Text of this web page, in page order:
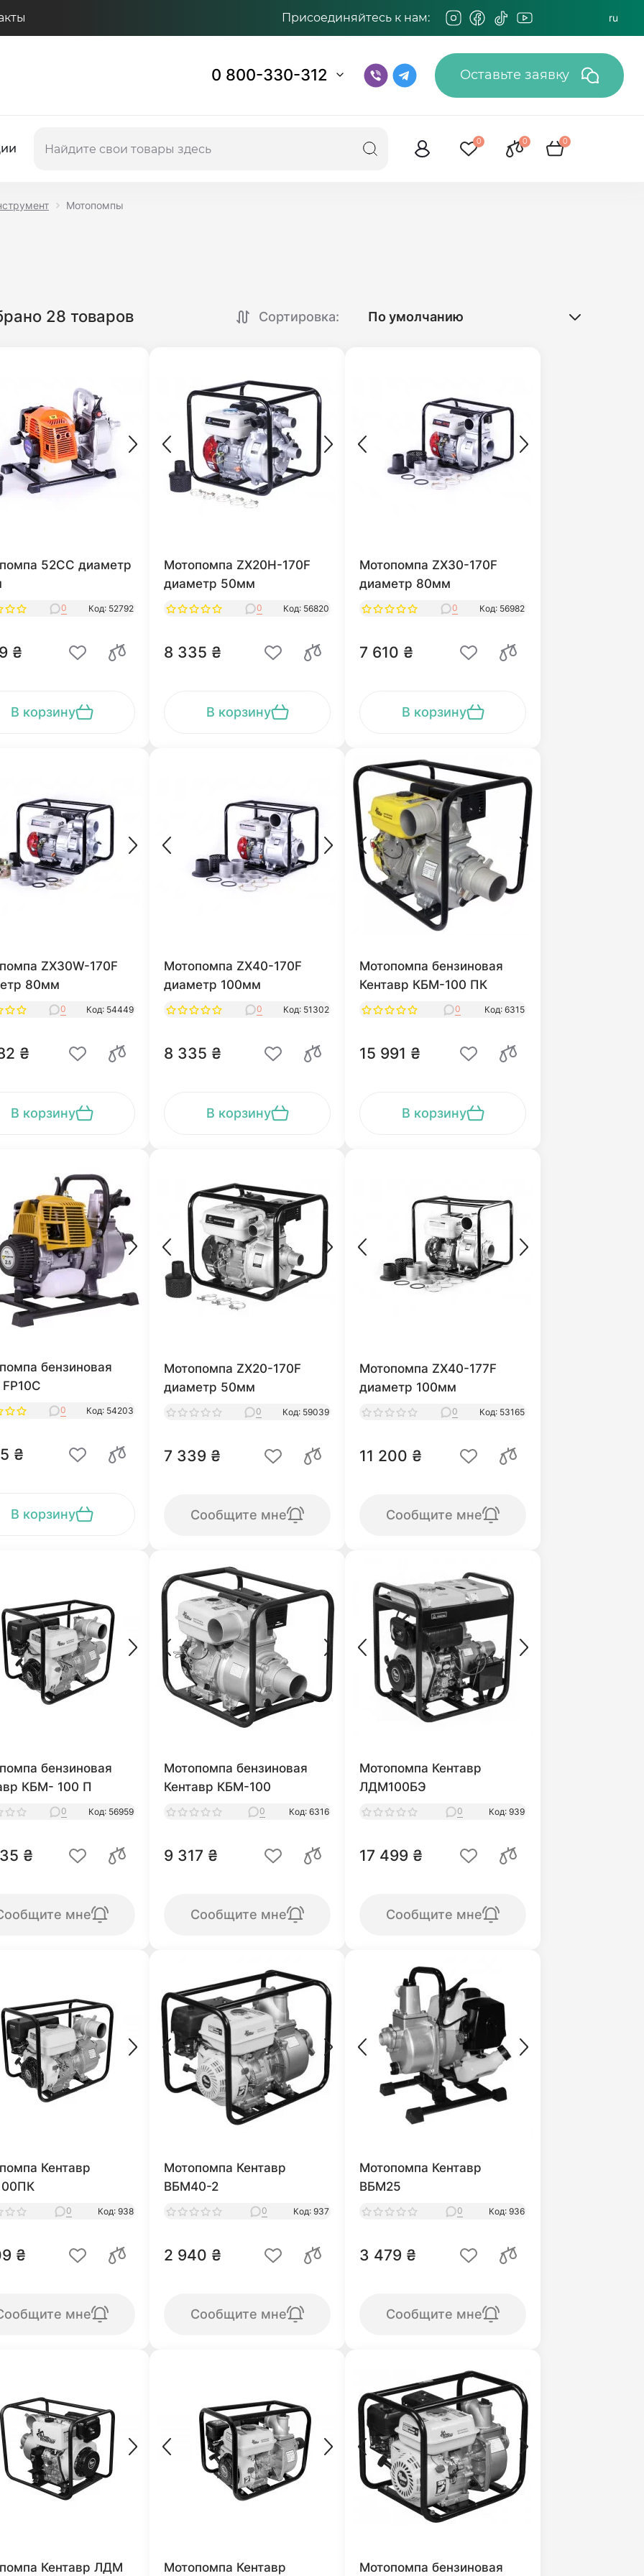
Присоединяйтесь к нам: ru
0 800-330-312 Оставьте заявку
0 0 0
Мотопомпы
28 товаров Сортировка:
52СС диаметр
0 Код: 52792
₴
В корзину
Мотопомпа ZX20H-170F
диаметр 50мм
0 Код: 56820
8 335 ₴
В корзину
Мотопомпа ZX30-170F
диаметр 80мм
0 Код: 56982
7 610 ₴
В корзину
ZX30W-170F
80мм
0 Код: 54449
₴
В корзину
Мотопомпа ZX40-170F
диаметр 100мм
0 Код: 51302
8 335 ₴
В корзину
Мотопомпа бензиновая
Кентавр КБМ-100 ПК
0 Код: 6315
15 991 ₴
В корзину
бензиновая
0 Код: 54203
₴
В корзину
Мотопомпа ZX20-170F
диаметр 50мм
0 Код: 59039
7 339 ₴
Сообщите мне
Мотопомпа ZX40-177F
диаметр 100мм
0 Код: 53165
11 200 ₴
Сообщите мне
бензиновая
КБМ- 100 П
0 Код: 56959
₴
мне
Мотопомпа бензиновая
Кентавр КБМ-100
0 Код: 6316
9 317 ₴
Сообщите мне
Мотопомпа Кентавр
ЛДМ100БЭ
0 Код: 939
17 499 ₴
Сообщите мне
Кентавр
0 Код: 938
₴
мне
Мотопомпа Кентавр
ВБМ40-2
0 Код: 937
2 940 ₴
Сообщите мне
Мотопомпа Кентавр
ВБМ25
0 Код: 936
3 479 ₴
Сообщите мне
Кентавр ЛДМ Мотопомпа Кентавр Мотопомпа бензиновая